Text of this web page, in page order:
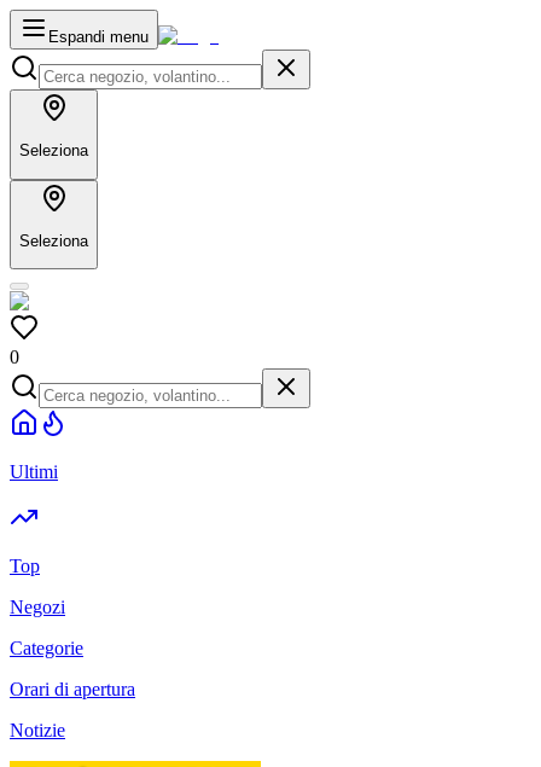
Espandi menu
Seleziona
Seleziona
0
Ultimi
Top
Negozi
Categorie
Orari di apertura
Notizie